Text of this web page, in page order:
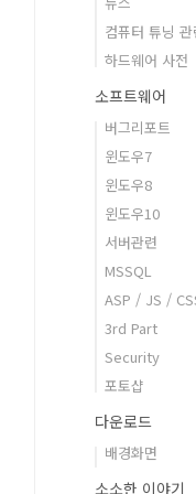
컴퓨터 튜닝 관
하드웨어 사전
소프트웨어
버그리포트
윈도우7
윈도우8
윈도우10
서버관련
MSSQL
ASP / JS /
3rd Part
Security
포토샵
다운로드
배경화면
소소한 이야기